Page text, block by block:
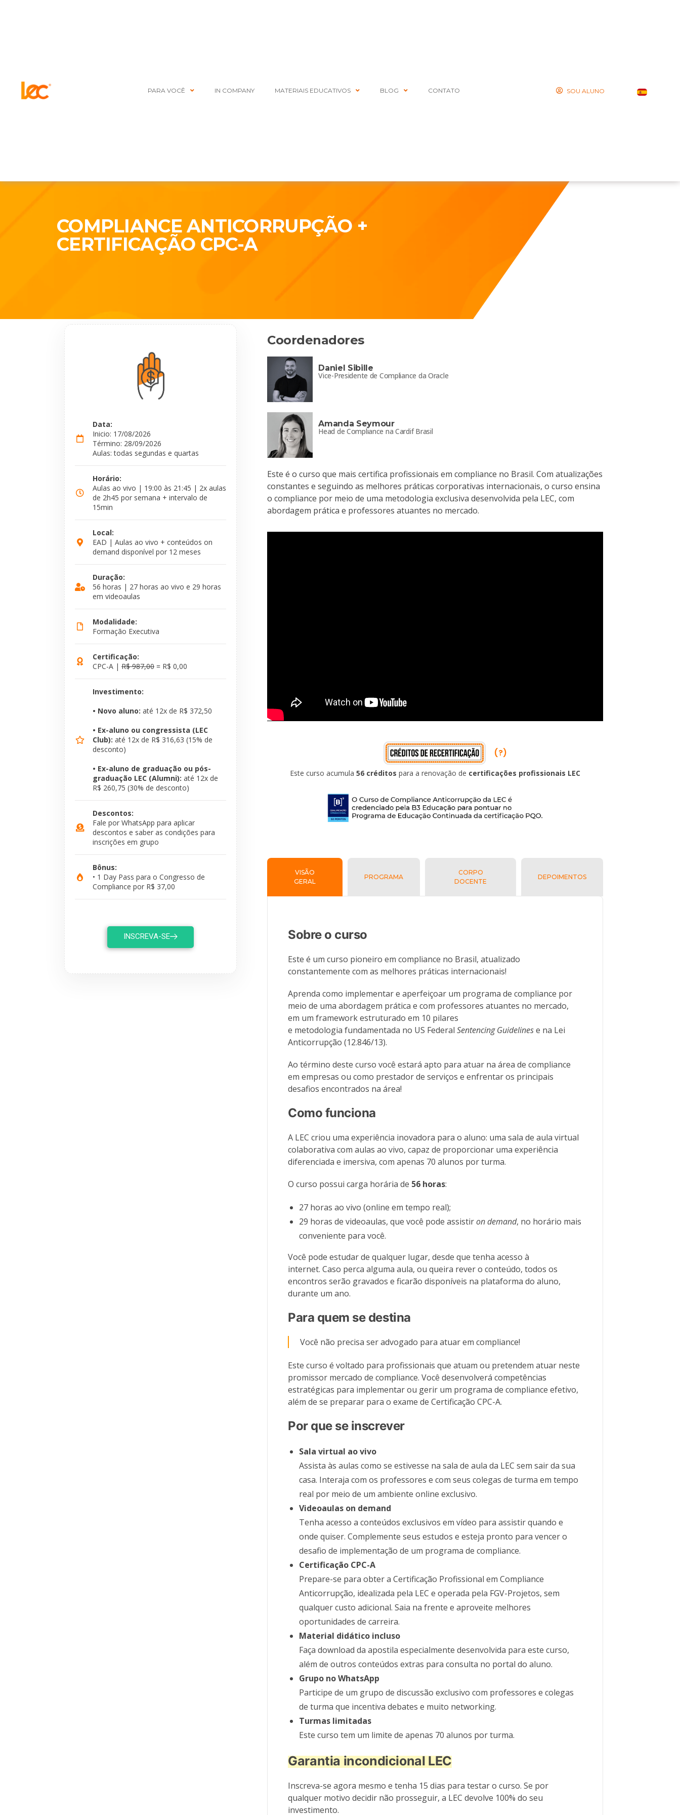
PARA VOCÊ IN COMPANY MATERIAIS EDUCATIVOS BLOG CONTATO SOU ALUNO
COMPLIANCE ANTICORRUPÇÃO +
CERTIFICAÇÃO CPC-A
Data:
Inicio: 17/08/2026
Término: 28/09/2026
Aulas: todas segundas e quartas
Horário:
Aulas ao vivo | 19:00 às 21:45 | 2x aulas
de 2h45 por semana + intervalo de
15min
Local:
EAD | Aulas ao vivo + conteúdos on
demand disponível por 12 meses
Duração:
56 horas | 27 horas ao vivo e 29 horas
em videoaulas
Modalidade:
Formação Executiva
Certificação:
CPC-A | R$ 987,00 = R$ 0,00
Investimento:
• Novo aluno: até 12x de R$ 372,50
• Ex-aluno ou congressista (LEC
Club): até 12x de R$ 316,63 (15% de
desconto)
• Ex-aluno de graduação ou pós-
graduação LEC (Alumni): até 12x de
R$ 260,75 (30% de desconto)
Descontos:
Fale por WhatsApp para aplicar
descontos e saber as condições para
inscrições em grupo
Bônus:
• 1 Day Pass para o Congresso de
Compliance por R$ 37,00
INSCREVA-SE
Coordenadores
Daniel Sibille
Vice-Presidente de Compliance da Oracle
Amanda Seymour
Head de Compliance na Cardif Brasil
Este é o curso que mais certifica profissionais em compliance no Brasil. Com atualizações
constantes e seguindo as melhores práticas corporativas internacionais, o curso ensina
o compliance por meio de uma metodologia exclusiva desenvolvida pela LEC, com
abordagem prática e professores atuantes no mercado.
(?)
Este curso acumula56 créditos para a renovação de certificações profissionais LEC
VISÃO
GERAL
PROGRAMA
CORPO
DOCENTE
DEPOIMENTOS
Sobre o curso
Este é um curso pioneiro em compliance no Brasil, atualizado
constantemente com as melhores práticas internacionais!
Aprenda como implementar e aperfeiçoar um programa de compliance por
meio de uma abordagem prática e com professores atuantes no mercado,
em um framework estruturado em 10 pilares
e metodologia fundamentada no US FederalSentencing Guidelinese na Lei
Anticorrupção (12.846/13).
Ao término deste curso você estará apto para atuar na área de compliance
em empresas ou como prestador de serviços e enfrentar os principais
desafios encontrados na área!
Como funciona
A LEC criou uma experiência inovadora para o aluno: uma sala de aula virtual
colaborativa com aulas ao vivo, capaz de proporcionar uma experiência
diferenciada e imersiva, com apenas 70 alunos por turma.
O curso possui carga horária de 56 horas:
27 horas ao vivo (online em tempo real);
29 horas de videoaulas, que você pode assistiron demand, no horário mais
conveniente para você.
Você pode estudar de qualquer lugar, desde que tenha acesso à
internet.Caso perca alguma aula, ou queira rever o conteúdo, todos os
encontros serão gravados e ficarão disponíveis na plataforma do aluno,
durante um ano.
Para quem se destina
Você não precisa ser advogado para atuar em compliance!
Este curso é voltado para profissionais que atuam ou pretendem atuar neste
promissor mercado de compliance. Você desenvolverá competências
estratégicas para implementar ou gerir um programa de compliance efetivo,
além de se preparar para o exame de Certificação CPC-A.
Por que se inscrever
Sala virtual ao vivo
Assista às aulas como se estivesse na sala de aula da LEC sem sair da sua
casa. Interaja com os professores e com seus colegas de turma em tempo
real por meio de um ambiente online exclusivo.
Videoaulas on demand
Tenha acesso a conteúdos exclusivos em vídeo para assistir quando e
onde quiser. Complemente seus estudos e esteja pronto para vencer o
desafio de implementação de um programa de compliance.
Certificação CPC-A
Prepare-se para obter a Certificação Profissional em Compliance
Anticorrupção, idealizada pela LEC e operada pela FGV-Projetos, sem
qualquer custo adicional. Saia na frente e aproveite melhores
oportunidades de carreira.
Material didático incluso
Faça download da apostila especialmente desenvolvida para este curso,
além de outros conteúdos extras para consulta no portal do aluno.
Grupo no WhatsApp
Participe de um grupo de discussão exclusivo com professores e colegas
de turma que incentiva debates e muito networking.
Turmas limitadas
Este curso tem um limite de apenas 70 alunos por turma.
Garantia incondicional LEC
Inscreva-se agora mesmo e tenha 15 dias para testar o curso. Se por
qualquer motivo decidir não prosseguir, a LEC devolve 100% do seu
investimento.